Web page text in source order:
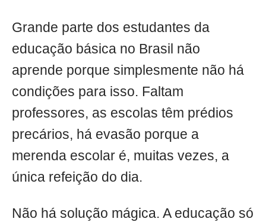
Grande parte dos estudantes da
educação básica no Brasil não
aprende porque simplesmente não há
condições para isso. Faltam
professores, as escolas têm prédios
precários, há evasão porque a
merenda escolar é, muitas vezes, a
única refeição do dia.
Não há solução mágica. A educação só